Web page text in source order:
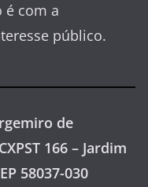
é com a
público.
de
166 – Jardim
58037-030